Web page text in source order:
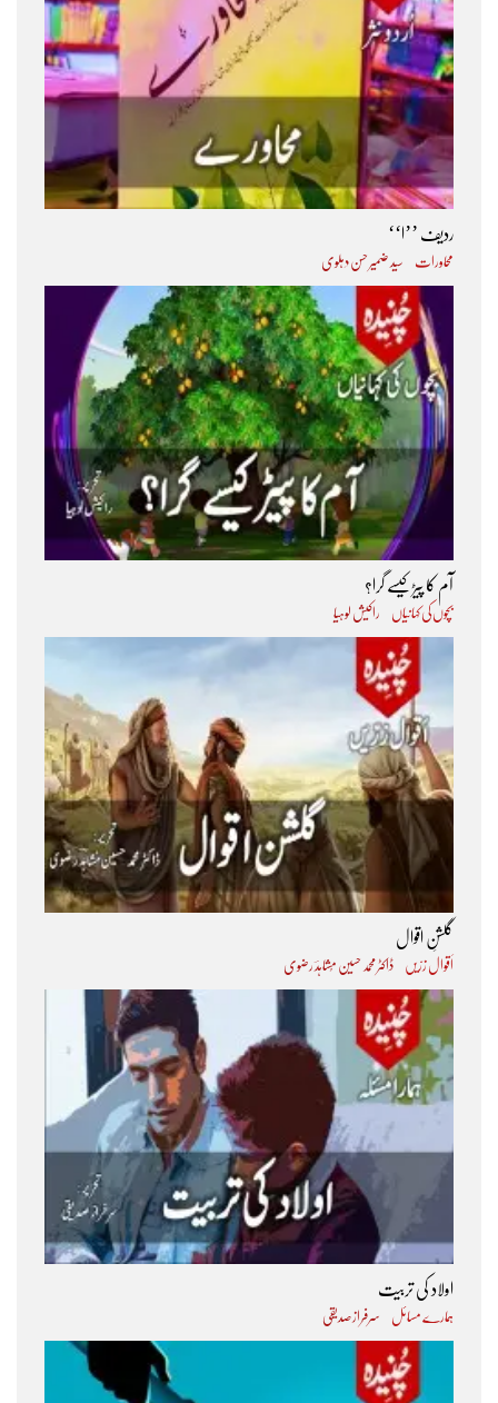
ردیف ’’ا‘‘
محاورات سید ضمیر حسن دہلوی
آم کا پیڑ کیسے گرا؟
بچوں کی کہانیاں راکیش لوہیا
گلشنِ اقوال
اَقوال زرّیں ڈاکٹر محمد حسین مُشاہدؔ رضوی
اولاد کی تربیت
ہمارے مسائل سرفراز صدیقی